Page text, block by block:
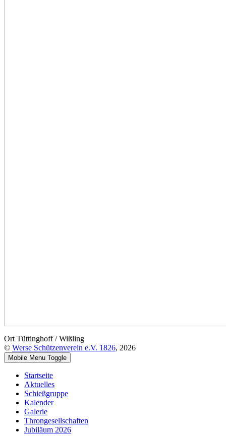
Ort Tüttinghoff / Wißling
© Werse Schützenverein e.V. 1826, 2026
Mobile Menu Toggle
Startseite
Aktuelles
Schießgruppe
Kalender
Galerie
Throngesellschaften
Jubiläum 2026